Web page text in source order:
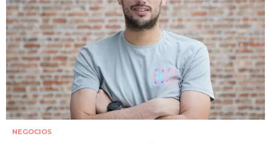
NEGOCIOS